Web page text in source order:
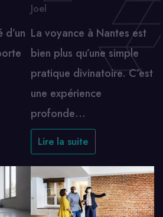
Joel
La voyance à Nantes est
bien plus qu’une simple
pratique divinatoire. C’est
une expérience
profonde…
Lire la suite